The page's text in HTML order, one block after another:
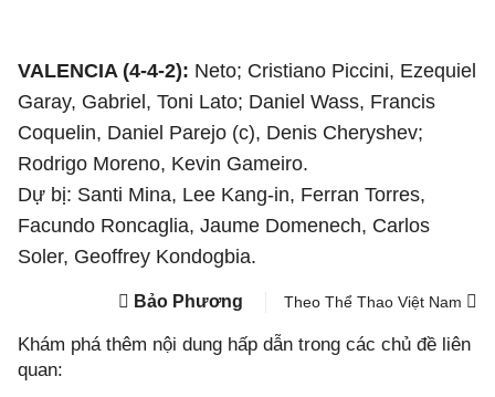
VALENCIA (4-4-2): Neto; Cristiano Piccini, Ezequiel
Garay, Gabriel, Toni Lato; Daniel Wass, Francis
Coquelin, Daniel Parejo (c), Denis Cheryshev;
Rodrigo Moreno, Kevin Gameiro.
Dự bị: Santi Mina, Lee Kang-in, Ferran Torres,
Facundo Roncaglia, Jaume Domenech, Carlos
Soler, Geoffrey Kondogbia.
Bảo Phương Theo Thể Thao Việt Nam
Khám phá thêm nội dung hấp dẫn trong các chủ đề liên
quan: